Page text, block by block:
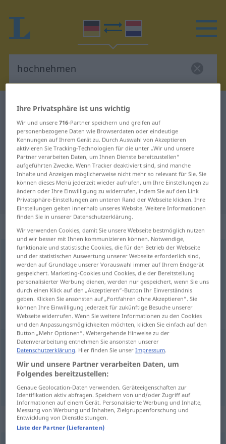
Deutsch-Niederländisch Wörterbuch
hochnehmen
Deutsch-Niederländisch
Übersetzung für "hochnehmen"
"hochnehmen" Niederländisch
Übersetzung
„hochnehmen“
hochnehmen
Übersicht aller Übersetzungen
(Für mehr Details die Übersetzung anklicken/antippen)
opnemen, bij de neus nemen
opnemen
Synonyme für "hochnehmen"
Ihre Privatsphäre ist uns wichtig
Wir und unsere716-Partner speichern und greifen auf
personenbezogene Daten wie Browserdaten oder eindeutige
Kennungen auf Ihrem Gerät zu. Durch Auswahl von Akzeptieren
aktivieren Sie Tracking-Technologien für die unter „Wir und unsere
Partner verarbeiten Daten, um Ihnen Dienste bereitzustellen“
aufgeführten Zwecke. Wenn Tracker deaktiviert sind, sind manche
Inhalte und Anzeigen möglicherweise nicht mehr so relevant für Sie. Sie
können dieses Menü jederzeit wieder aufrufen, um Ihre Einstellungen zu
ändern oder Ihre Einwilligung zu widerrufen, indem Sie auf den Link
Privatsphäre-Einstellungen am unteren Rand der Webseite klicken. Ihre
Einstellungen gelten innerhalb unseres Website. Weitere Informationen
finden Sie in unserer Datenschutzerklärung.
Wir verwenden Cookies, damit Sie unsere Webseite bestmöglich nutzen
und wir besser mit Ihnen kommunizieren können. Notwendige,
funktionale und statistische Cookies, die für den Betrieb der Webseite
und der statistischen Auswertung unserer Webseite erforderlich sind,
werden auf Grundlage unserer Vorauswahl immer auf Ihrem Endgerät
gespeichert. Marketing-Cookies und Cookies, die der Bereitstellung
personalisierter Werbung dienen, werden nur gespeichert, wenn Sie uns
durch einen Klick auf den „Akzeptieren“-Button Ihr Einverständnis
geben. Klicken Sie ansonsten auf „Fortfahren ohne Akzeptieren“. Sie
können Ihre Einwilligung jederzeit für zukünftige Besuche unserer
Webseite widerrufen. Wenn Sie weitere Informationen zu den Cookies
und den Anpassungsmöglichkeiten möchten, klicken Sie einfach auf den
Button „Mehr Optionen“. Weitergehende Hinweise zu der
Datenverarbeitung entnehmen Sie ansonsten unserer
Datenschutzerklärung. Hier finden Sie unserImpressum.
Wir und unsere Partner verarbeiten Daten, um
Folgendes bereitzustellen:
Genaue Geolocation-Daten verwenden. Geräteeigenschaften zur
Identifikation aktiv abfragen. Speichern von und/oder Zugriff auf
Informationen auf einem Gerät. Personalisierte Werbung und Inhalte,
Messung von Werbung und Inhalten, Zielgruppenforschung und
Entwicklung von Dienstleistungen.
Liste der Partner (Lieferanten)